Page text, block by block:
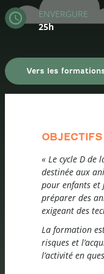
ENVERGURE
25h
Vers les
OBJECTIFS
« Le cycle D de
destinée aux
pour enfants et
préparer des
exigeant des
La formation
risques et
l’activité en